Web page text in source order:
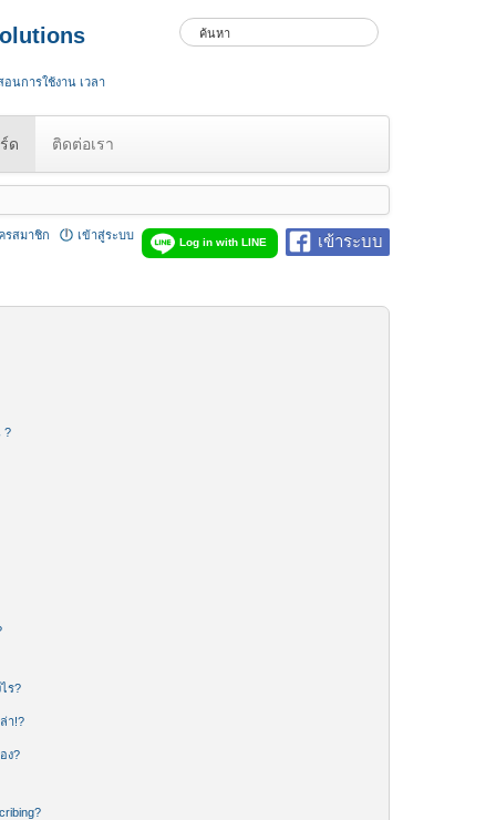
นการใช้งาน เวลา
ด ติดต่อเรา
เข้าระบบ
Log in with LINE
เข้าสู่ระบบ
รสมาชิก
?
ร?
า!?
ง?